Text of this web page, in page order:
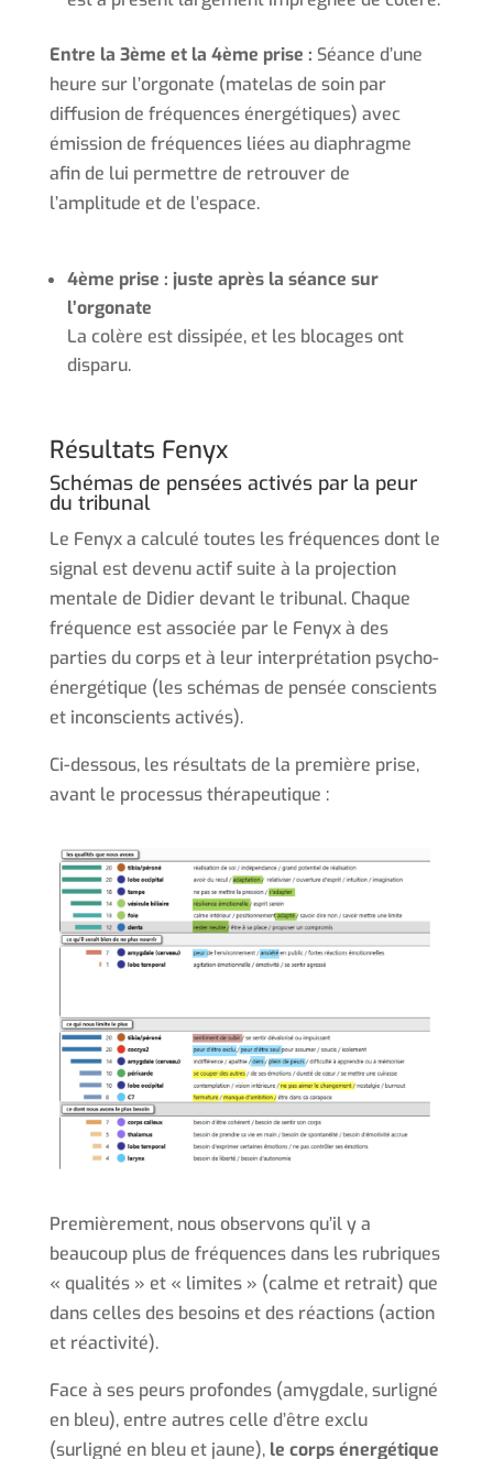
Entre la 3ème et la 4ème prise : Séance d’une
heure sur l’orgonate (matelas de soin par
diffusion de fréquences énergétiques) avec
émission de fréquences liées au diaphragme
afin de lui permettre de retrouver de
l’amplitude et de l’espace.
4ème prise : juste après la séance sur
l’orgonate
La colère est dissipée, et les blocages ont
disparu.
Résultats Fenyx
Schémas de pensées activés par la peur
du tribunal
Le Fenyx a calculé toutes les fréquences dont le
signal est devenu actif suite à la projection
mentale de Didier devant le tribunal. Chaque
fréquence est associée par le Fenyx à des
parties du corps et à leur interprétation psycho-
énergétique (les schémas de pensée conscients
et inconscients activés).
Ci-dessous, les résultats de la première prise,
avant le processus thérapeutique :
Premièrement, nous observons qu’il y a
beaucoup plus de fréquences dans les rubriques
« qualités » et « limites » (calme et retrait) que
dans celles des besoins et des réactions (action
et réactivité).
Face à ses peurs profondes (amygdale, surligné
en bleu), entre autres celle d’être exclu
(surligné en bleu et jaune),le corps énergétique